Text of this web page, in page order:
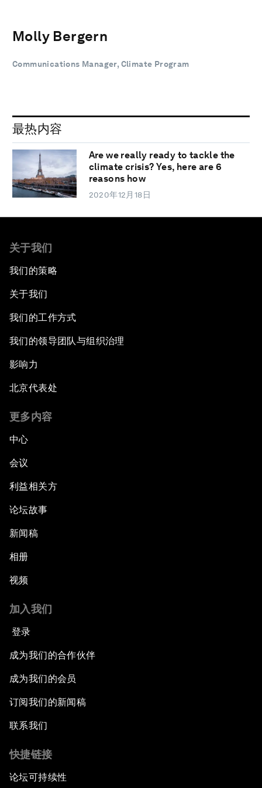
Molly Bergern
Communications Manager, Climate Program
最热内容
Are we really ready to tackle the
climate crisis? Yes, here are 6
reasons how
2020年12月18日
关于我们
我们的策略
关于我们
我们的工作方式
我们的领导团队与组织治理
影响力
北京代表处
更多内容
中心
会议
利益相关方
论坛故事
新闻稿
相册
视频
加入我们
登录
成为我们的合作伙伴
成为我们的会员
订阅我们的新闻稿
联系我们
快捷链接
论坛可持续性